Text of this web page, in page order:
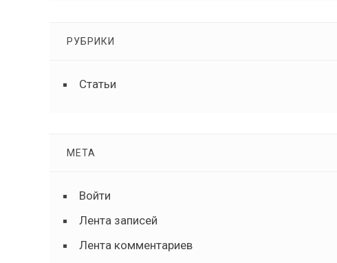
РУБРИКИ
Статьи
МЕТА
Войти
Лента записей
Лента комментариев